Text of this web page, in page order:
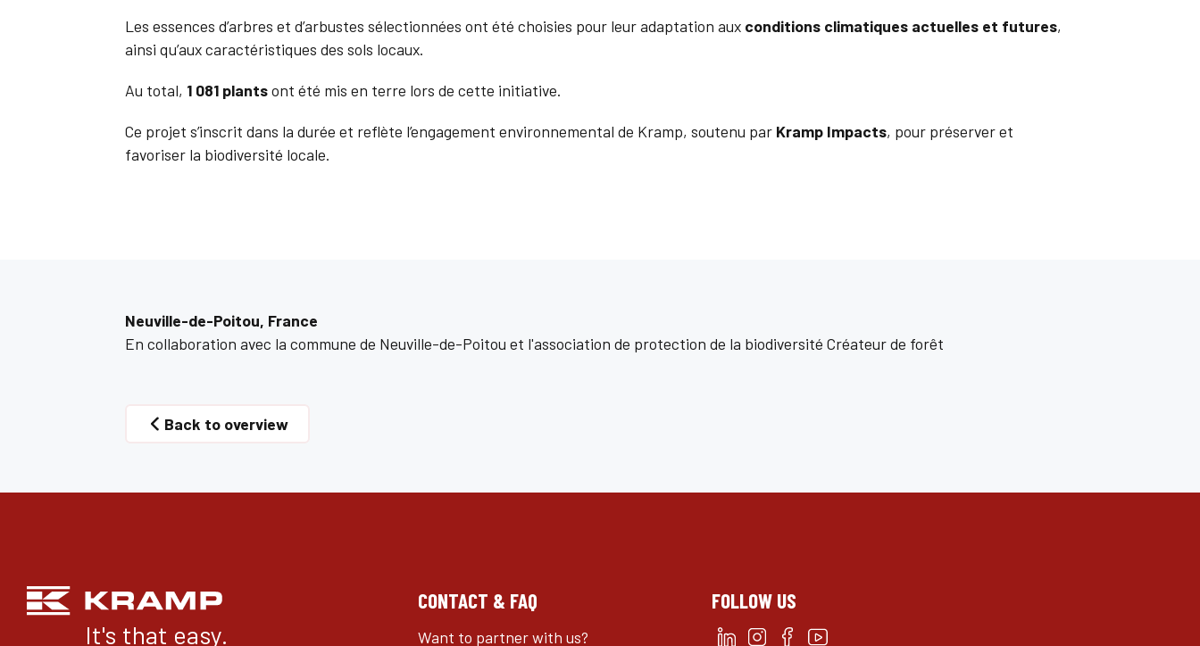
Les essences d’arbres et d’arbustes sélectionnées ont été choisies pour leur adaptation aux conditions climatiques actuelles et futures,
ainsi qu’aux caractéristiques des sols locaux.
Au total, 1 081 plantsont été mis en terre lors de cette initiative.
Ce projet s’inscrit dans la durée et reflète l’engagement environnemental de Kramp, soutenu par Kramp Impacts, pour préserver et
favoriser la biodiversité locale.
Neuville-de-Poitou, France
En collaboration avec la commune de Neuville-de-Poitou et l'association de protection de la biodiversité Créateur de forêt
Back to overview
It's that easy.
CONTACT & FAQ
Want to partner with us?
FOLLOW US